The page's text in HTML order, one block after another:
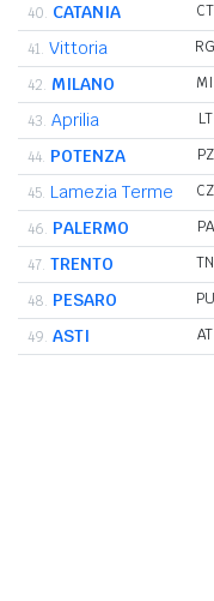
40. CATANIA CT
41. Vittoria RG
42. MILANO MI
43. Aprilia LT
44. POTENZA PZ
45. Lamezia Terme CZ
46. PALERMO PA
47. TRENTO TN
48. PESARO PU
49. ASTI AT